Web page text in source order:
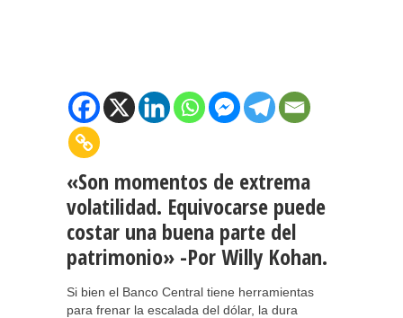
«Son momentos de extrema
volatilidad. Equivocarse puede
costar una buena parte del
patrimonio» -Por Willy Kohan.
Si bien el Banco Central tiene herramientas
para frenar la escalada del dólar, la dura